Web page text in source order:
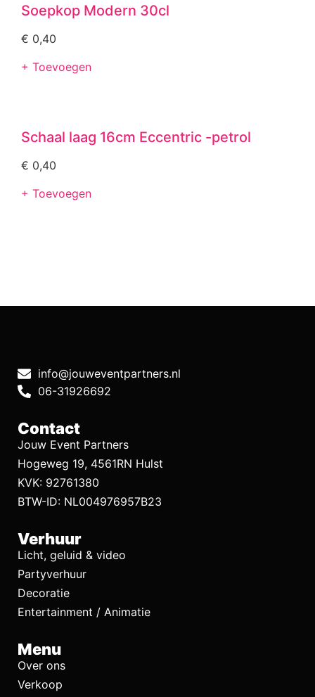
Soepkop Modern 30cl
€ 0,40
+ Toevoegen
Schaal laag 16cm Eccentric -petrol
€ 0,40
+ Toevoegen
info@jouweventpartners.nl
06-31926692
Contact
Jouw Event Partners
Hogeweg 19, 4561RN Hulst
KVK: 92761380
BTW-ID: NL004976957B23
Verhuur
Licht, geluid & video
Partyverhuur
Decoratie
Entertainment / Animatie
Menu
Over ons
Verkoop